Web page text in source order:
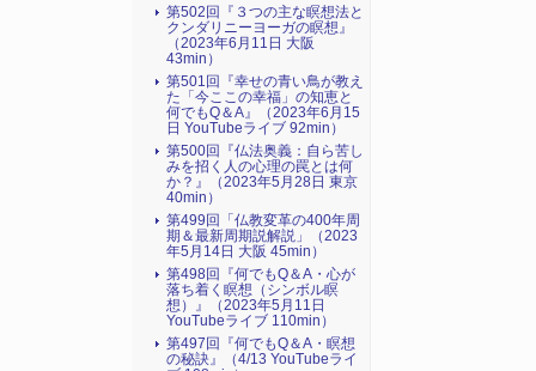
第502回『３つの主な瞑想法と
クンダリニーヨーガの瞑想』
（2023年6月11日 大阪
43min）
第501回『幸せの青い鳥が教え
た「今ここの幸福」の知恵と
何でもQ＆A』（2023年6月15
日 YouTubeライブ 92min）
第500回『仏法奥義：自ら苦し
みを招く人の心理の罠とは何
か？』（2023年5月28日 東京
40min）
第499回「仏教変革の400年周
期＆最新周期説解説」（2023
年5月14日 大阪 45min）
第498回『何でもQ＆A・心が
落ち着く瞑想（シンボル瞑
想）』（2023年5月11日
YouTubeライブ 110min）
第497回『何でもQ＆A・瞑想
の秘訣』（4/13 YouTubeライ